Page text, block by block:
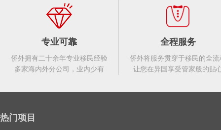
专业可靠
侨外拥有二十余年专业移民经验
多家海内外分公司，业内少有
全程服务
侨外将服务贯穿于移民的全流
让您在异国享受管家般的贴
热门项目